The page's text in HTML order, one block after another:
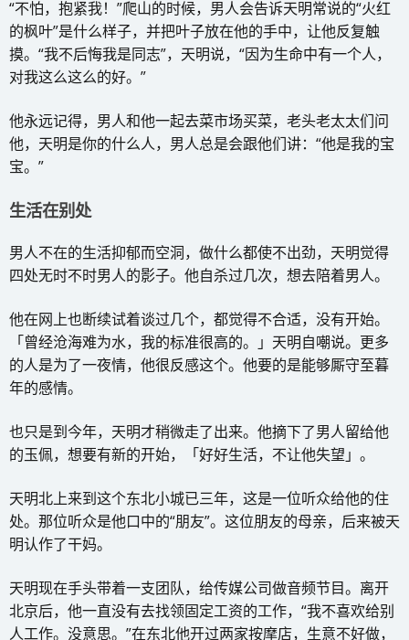
“不怕，抱紧我！”爬山的时候，男人会告诉天明常说的“火红
的枫叶”是什么样子，并把叶子放在他的手中，让他反复触
摸。“我不后悔我是同志”，天明说，“因为生命中有一个人，
对我这么这么的好。”
他永远记得，男人和他一起去菜市场买菜，老头老太太们问
他，天明是你的什么人，男人总是会跟他们讲：“他是我的宝
宝。”
生活在别处
男人不在的生活抑郁而空洞，做什么都使不出劲，天明觉得
四处无时不时男人的影子。他自杀过几次，想去陪着男人。
他在网上也断续试着谈过几个，都觉得不合适，没有开始。
「曾经沧海难为水，我的标准很高的。」天明自嘲说。更多
的人是为了一夜情，他很反感这个。他要的是能够厮守至暮
年的感情。
也只是到今年，天明才稍微走了出来。他摘下了男人留给他
的玉佩，想要有新的开始，「好好生活，不让他失望」。
天明北上来到这个东北小城已三年，这是一位听众给他的住
处。那位听众是他口中的“朋友”。这位朋友的母亲，后来被天
明认作了干妈。
天明现在手头带着一支团队，给传媒公司做音频节目。离开
北京后，他一直没有去找领固定工资的工作，“我不喜欢给别
人工作。没意思。”在东北他开过两家按摩店，生意不好做，